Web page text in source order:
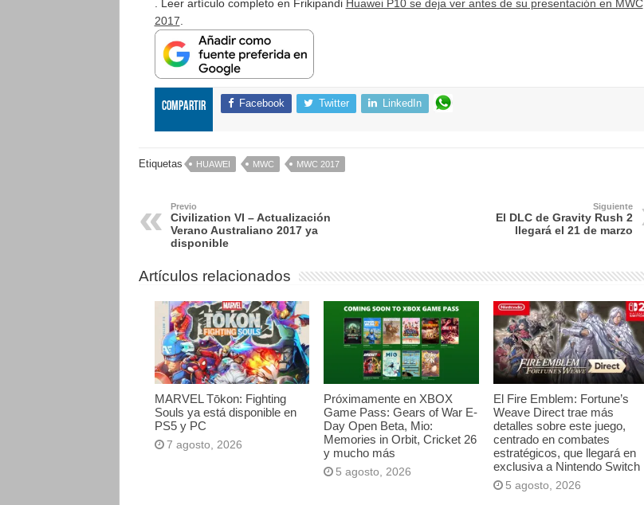
. Leer artículo completo en Frikipandi Huawei P10 se deja ver antes de su presentación en MWC
2017
Compartir Facebook Twitter LinkedIn
Etiquetas HUAWEI MWC MWC 2017
Previo
Civilization VI – Actualización
Verano Australiano 2017 ya
disponible
Siguiente
El DLC de Gravity Rush 2
llegará el 21 de marzo
Artículos relacionados
MARVEL Tōkon: Fighting
Souls ya está disponible en
PS5 y PC
7 agosto, 2026
Próximamente en XBOX
Game Pass: Gears of War E-
Day Open Beta, Mio:
Memories in Orbit, Cricket 26
y mucho más
5 agosto, 2026
El Fire Emblem: Fortune’s
Weave Direct trae más
detalles sobre este juego,
centrado en combates
estratégicos, que llegará en
exclusiva a Nintendo Switch
5 agosto, 2026